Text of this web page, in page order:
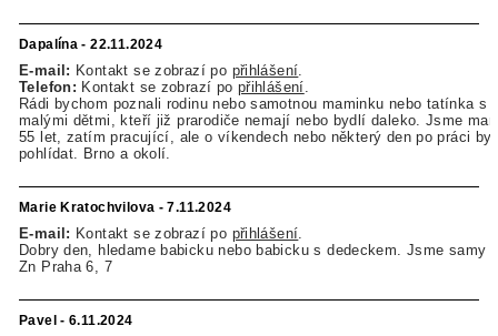
Dapalína - 22.11.2024
E-mail: Kontakt se zobrazí po přihlášení
Telefon: Kontakt se zobrazí po přihlášení
Rádi bychom poznali rodinu nebo samotnou maminku nebo tatínka s
malými dětmi, kteří již prarodiče nemají nebo bydlí daleko. Jsme
55 let, zatím pracující, ale o víkendech nebo některý den po práci
pohlídat. Brno a okolí.
Marie Kratochvilova - 7.11.2024
E-mail: Kontakt se zobrazí po přihlášení
Dobry den, hledame babicku nebo babicku s dedeckem. Jsme samy
Zn Praha 6, 7
Pavel - 6.11.2024